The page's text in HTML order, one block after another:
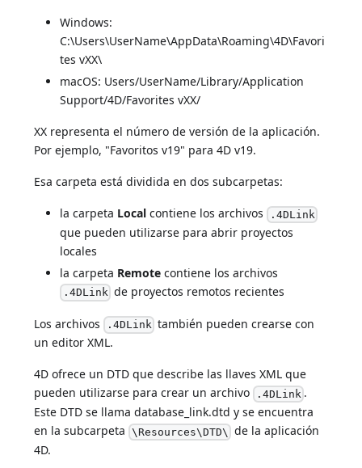
Windows:
C:\Users\UserName\AppData\Roaming\4D\Favori
tes vXX\
macOS: Users/UserName/Library/Application
Support/4D/Favorites vXX/
XX representa el número de versión de la aplicación.
Por ejemplo, "Favoritos v19" para 4D v19.
Esa carpeta está dividida en dos subcarpetas:
la carpeta Local contiene los archivos .4DLink
que pueden utilizarse para abrir proyectos
locales
la carpeta Remote contiene los archivos
.4DLink de proyectos remotos recientes
Los archivos .4DLink también pueden crearse con
un editor XML.
4D ofrece un DTD que describe las llaves XML que
pueden utilizarse para crear un archivo .4DLink .
Este DTD se llama database_link.dtd y se encuentra
en la subcarpeta \Resources\DTD\ de la aplicación
4D.